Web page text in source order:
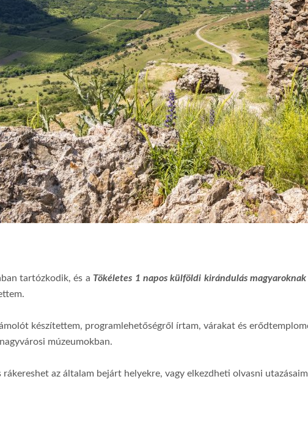
tartózkodik, és a Tökéletes 1 napos külföldi kirándulás magyaroknak
készítettem, programlehetőségről írtam, várakat és
múzeumokban.
rákereshet az általam bejárt helyekre, vagy elkezdheti olvasni